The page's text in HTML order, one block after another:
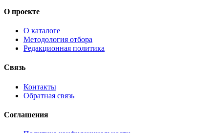
О проекте
О каталоге
Методология отбора
Редакционная политика
Связь
Контакты
Обратная связь
Соглашения